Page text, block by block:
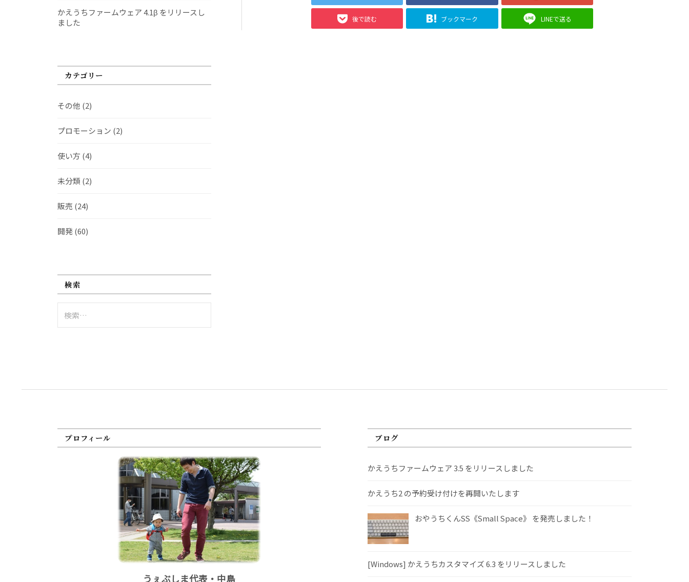
後で読む ブックマーク LINEで送る
かえうちファームウェア 4.1β をリリースし
ました
カテゴリー
その他 (2)
プロモーション (2)
使い方 (4)
未分類 (2)
販売 (24)
開発(60)
検索
索:
プロフィール
うぇぶしま代表・中島
ブログ
かえうちファームウェア 3.5 をリリースしました
かえうち2 の予約受け付けを再開いたします
おやうちくんSS《Small Space》 を発売しました！
[Windows] かえうちカスタマイズ 6.3 をリリースしました